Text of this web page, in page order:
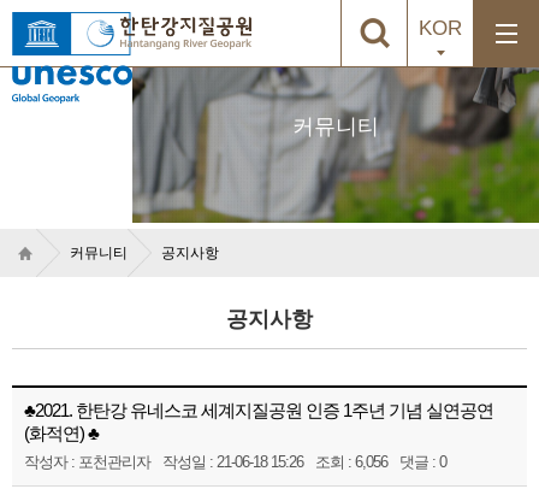
KOR
커뮤니티
커뮤니티 공지사항
공지사항
♣2021. 한탄강 유네스코 세계지질공원 인증 1주년 기념 실연공연
(화적연) ♣
작성자 : 포천관리자 작성일 : 21-06-18 15:26 조회 : 6,056 댓글 : 0